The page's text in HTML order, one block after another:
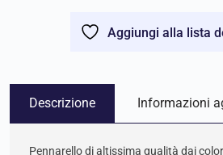
Aggiungi alla lista
Descrizione Informazioni
Pennarello di altissima qualità dai